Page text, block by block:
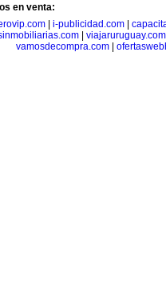
en venta:
i-publicidad.com
viajaruruguay.com
vamosdecompra.com